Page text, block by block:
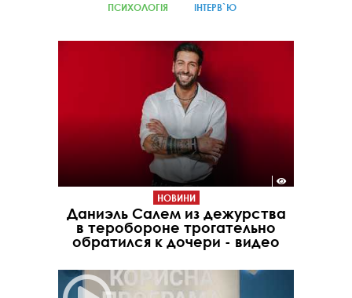
ПСИХОЛОГІЯ ІНТЕРВ`Ю
НОВИНИ
Даниэль Салем из дежурства
в теробороне трогательно
обратился к дочери - видео